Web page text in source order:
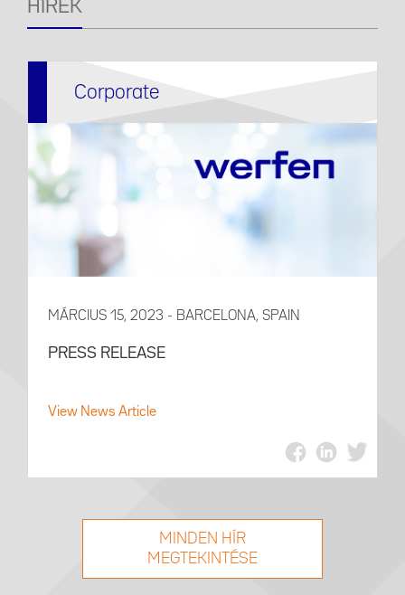
HÍREK
Corporate
MÁRCIUS 15, 2023 - BARCELONA, SPAIN
PRESS RELEASE
View News Article
MINDEN HÍR
MEGTEKINTÉSE